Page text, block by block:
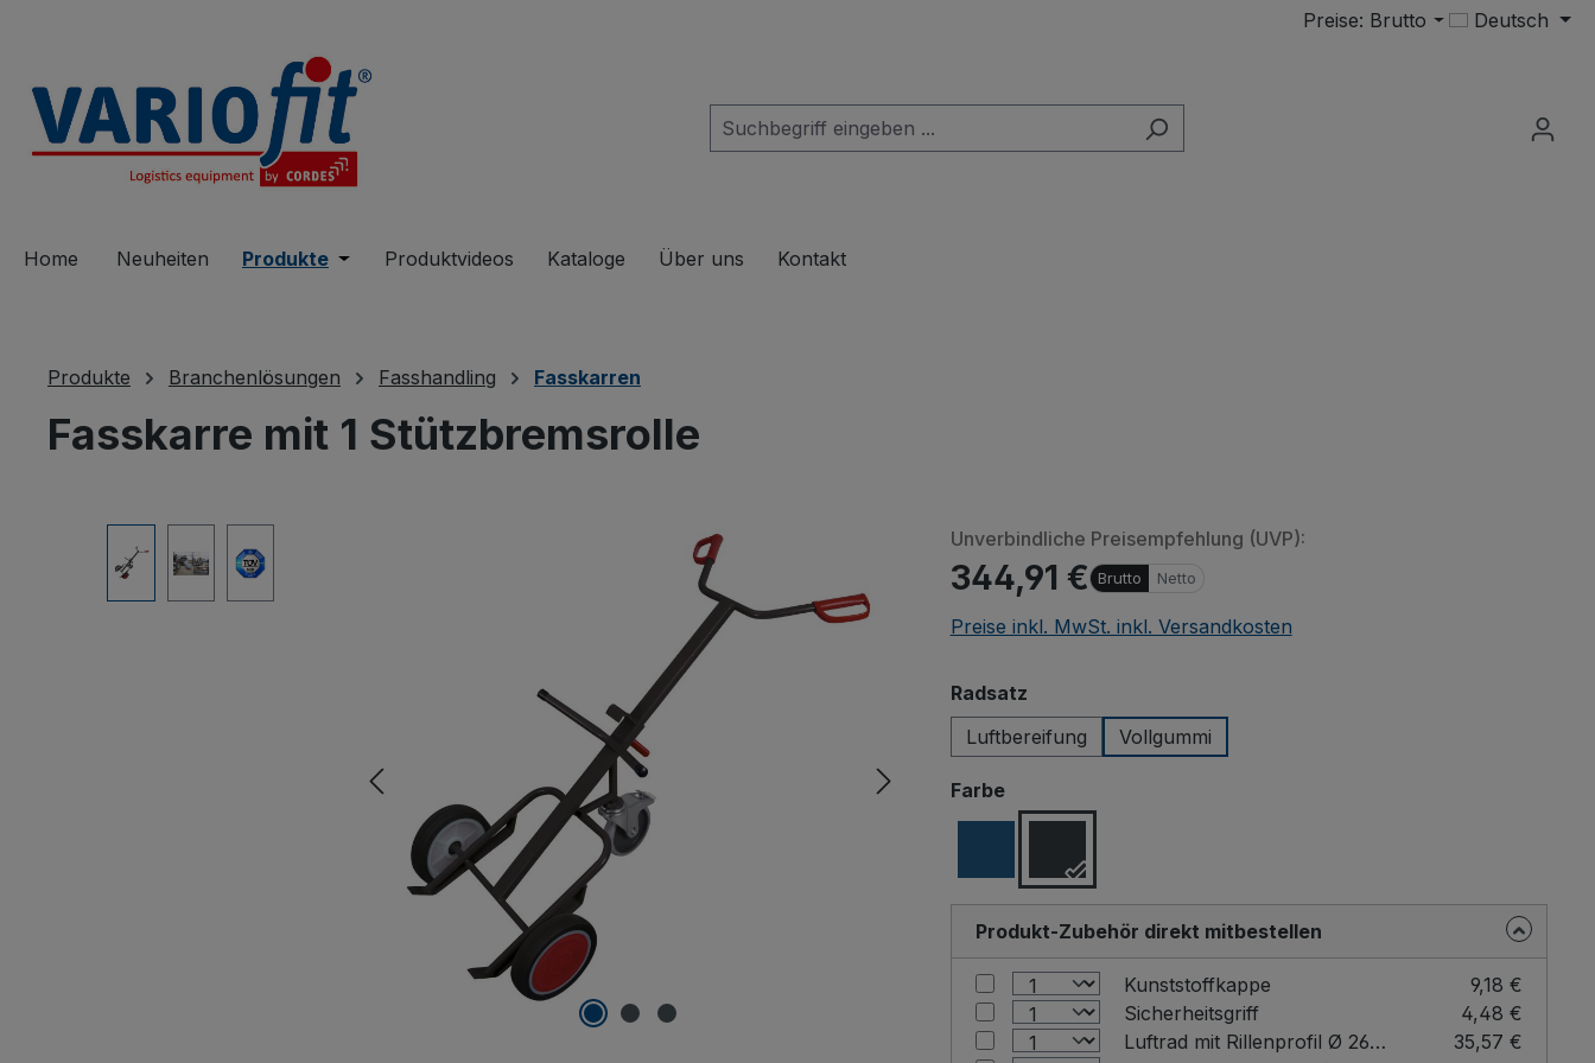
Preise: Brutto Deutsch
Home Neuheiten Produkte Öffne oder Schließe das Dropdown der Kategorie Produkte
Produktvideos Kataloge Über uns Kontakt
Produkte Branchenlösungen Fasshandling Fasskarren
Fasskarre mit 1 Stützbremsrolle
Unverbindliche Preisempfehlung (UVP):
344,91 € Brutto Netto
Preise inkl. MwSt. inkl. Versandkosten
Radsatzauswählen
Luftbereifung
Vollgummi
Farbeauswählen
Produkt-Zubehör direkt mitbestellen
Kunststoffkappe
9,18 €
Sicherheitsgriff
4,48 €
Luftrad mit Rillenprofil Ø 260 mm
35,57 €